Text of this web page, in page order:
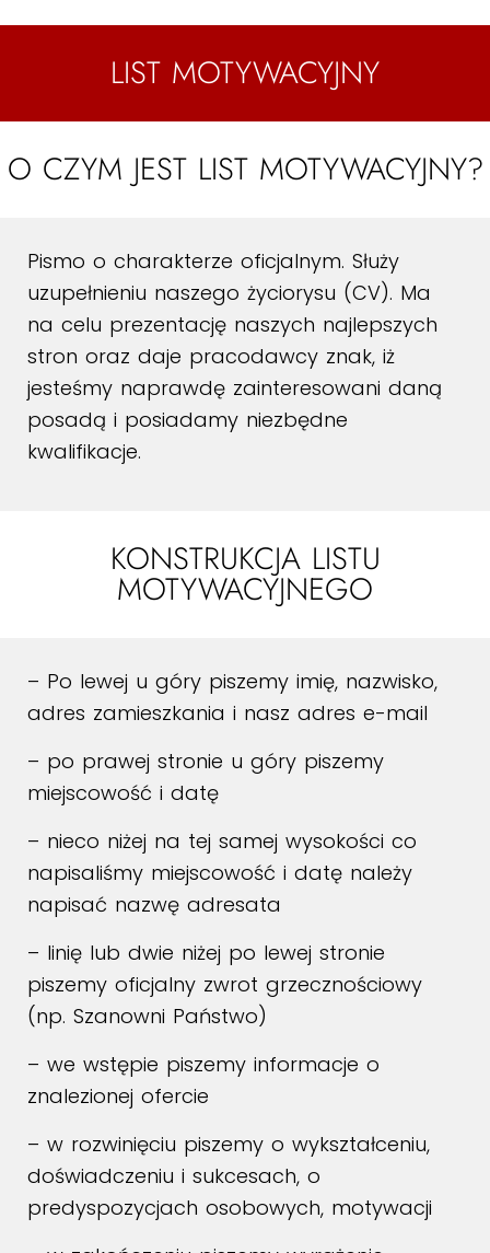
LIST MOTYWACYJNY
O CZYM JEST LIST MOTYWACYJNY?
Pismo o charakterze oficjalnym. Służy
uzupełnieniu naszego życiorysu (CV). Ma
na celu prezentację naszych najlepszych
stron oraz daje pracodawcy znak, iż
jesteśmy naprawdę zainteresowani daną
posadą i posiadamy niezbędne
kwalifikacje.
KONSTRUKCJA LISTU
MOTYWACYJNEGO
– Po lewej u góry piszemy imię, nazwisko,
adres zamieszkania i nasz adres e-mail
– po prawej stronie u góry piszemy
miejscowość i datę
– nieco niżej na tej samej wysokości co
napisaliśmy miejscowość i datę należy
napisać nazwę adresata
– linię lub dwie niżej po lewej stronie
piszemy oficjalny zwrot grzecznościowy
(np. Szanowni Państwo)
– we wstępie piszemy informacje o
znalezionej ofercie
– w rozwinięciu piszemy o wykształceniu,
doświadczeniu i sukcesach, o
predyspozycjach osobowych, motywacji